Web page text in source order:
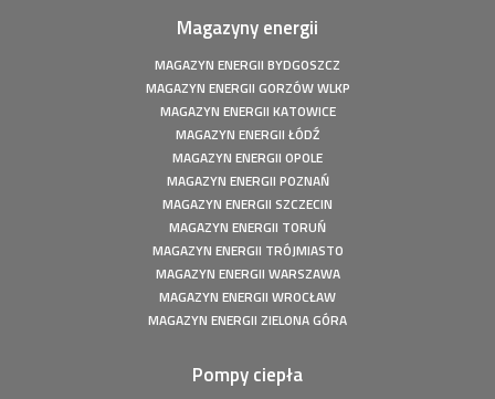
Fotowoltaika z magazynem energii - Człuchów - Instalacja
Fotowoltaika z magazynem energii - Gorzów Śląski -
Instalacja fotowoltaiczna o mocy: 20,16 kWp
Fotowoltaika Czersk Koszaliński- Instalacja fotowoltaiczna
Fotowoltaika z magazynem energii - Szczecin - Instalacja
fotowoltaiczna o mocy: 6,1 kWp
Fotowoltaika z magazynem energii - Wołuszewo -
Instalacja fotowoltaiczna o mocy: 9,81 kWp
Fotowoltaika Gorzów Śląski - Instalacja fotowoltaiczna o
Fotowoltaika z magazynem energii - Borek - Instalacja
Fotowoltaika z magazynem energii - Secemin - Instalacja
fotowoltaiczna o mocy: 4,5 kWp
Magazyny energii
MAGAZYN ENERGII BYDGOSZCZ
MAGAZYN ENERGII GORZÓW WLKP
MAGAZYN ENERGII KATOWICE
MAGAZYN ENERGII ŁÓDŹ
MAGAZYN ENERGII OPOLE
MAGAZYN ENERGII POZNAŃ
MAGAZYN ENERGII SZCZECIN
MAGAZYN ENERGII TORUŃ
MAGAZYN ENERGII TRÓJMIASTO
MAGAZYN ENERGII WARSZAWA
MAGAZYN ENERGII WROCŁAW
MAGAZYN ENERGII ZIELONA GÓRA
Pompy ciepła